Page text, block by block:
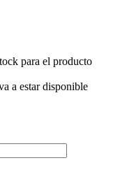
para el producto
a estar disponible